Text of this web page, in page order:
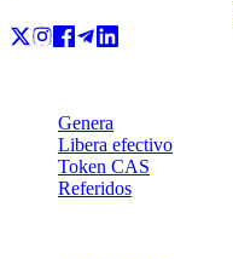
Genera
Libera efectivo
Token CAS
Referidos